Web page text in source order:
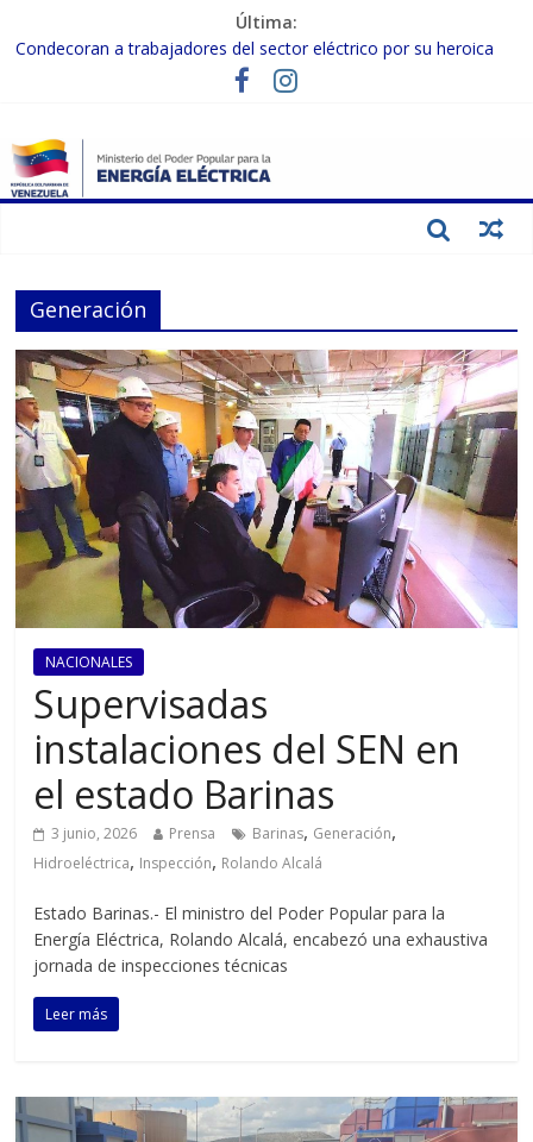
Última:
Condecoran a trabajadores del sector eléctrico por su heroica
labor tras el doble sismo del 24-J
Gobierno Nacional coordina acciones con el sector privado para
Inspeccionan trabajos de rehabilitación en instalaciones del SEN
en Carabobo
Gobierno Nacional activa plan preventivo para fortalecer el SEN
Generación
NACIONALES
Supervisadas
instalaciones del SEN en
el estado Barinas
3 junio, 2026 Prensa Barinas, Generación,
Hidroeléctrica, Inspección, Rolando Alcalá
Estado Barinas.- El ministro del Poder Popular para la
Energía Eléctrica, Rolando Alcalá, encabezó una exhaustiva
jornada de inspecciones técnicas
Leer más